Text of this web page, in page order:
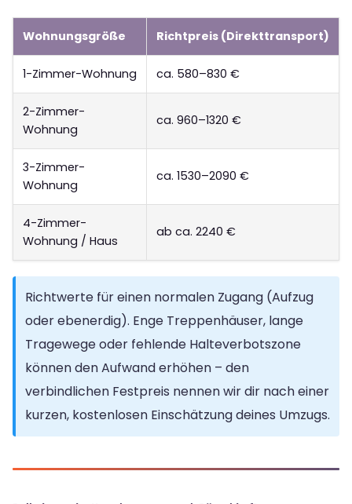
Wohnungsgröße Richtpreis (Direkttransport)
1-Zimmer-Wohnung ca. 580–830 €
2-Zimmer-
Wohnung
ca. 960–1320 €
3-Zimmer-
Wohnung
ca. 1530–2090 €
4-Zimmer-
Wohnung / Haus
ab ca. 2240 €
Richtwerte für einen normalen Zugang (Aufzug
oder ebenerdig). Enge Treppenhäuser, lange
Tragewege oder fehlende Halteverbotszone
können den Aufwand erhöhen – den
verbindlichen Festpreis nennen wir dir nach einer
kurzen, kostenlosen Einschätzung deines Umzugs.